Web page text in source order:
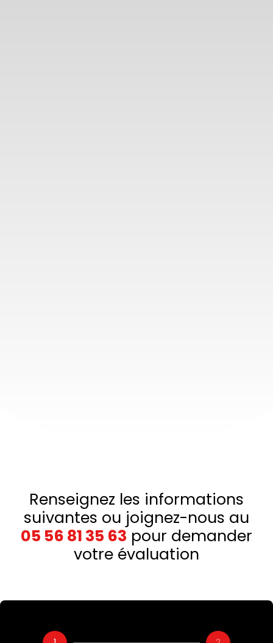
Renseignez les informations
suivantes ou joignez-nous au
05 56 81 35 63 pour demander
votre évaluation